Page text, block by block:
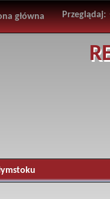
główna Przeglądaj: